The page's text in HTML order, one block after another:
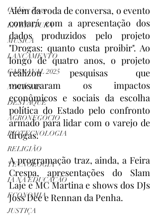
Cristine Zago
LITERATURA
MÚSICA
LANÇAMENTO
CARNAVAL 2025
NOTÍCIAS
DESTAQUE
AGRONEGÓCIO
BIOTECNOLOGIA
RELIGIÃO
TECNOLOGIA
IA NA EDUCAÇÃO
ECONOMIA
JUSTIÇA
Além da roda de conversa, o evento
contará com a apresentação dos
dados produzidos pelo projeto
"Drogas: quanto custa proibir". Ao
longo de quatro anos, o projeto
realizou pesquisas que
mensuraram os impactos
econômicos e sociais da escolha
política do Estado pelo confronto
armado para lidar com o varejo de
drogas.
A programação traz, ainda, a Feira
Crespa, apresentações do Slam
Laje e MC Martina e shows dos DJs
Joss Dee e Rennan da Penha.